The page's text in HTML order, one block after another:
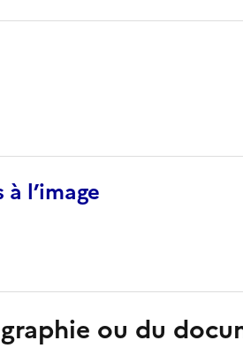
l’image
ou du